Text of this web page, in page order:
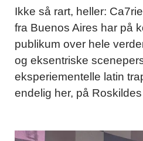
Ikke så rart, heller:
fra Buenos Aires har på
publikum over hele
og eksentriske
eksperiementelle latin
endelig her, på